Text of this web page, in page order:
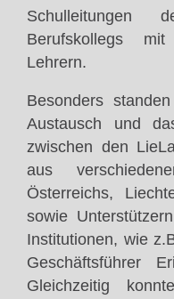
Schulleitungen
Berufskollegs
Lehrern.
Besonders
Austausch und
zwischen den
aus
Österreichs,
sowie
Institutionen, wie
Geschäftsführer
Gleichzeitig